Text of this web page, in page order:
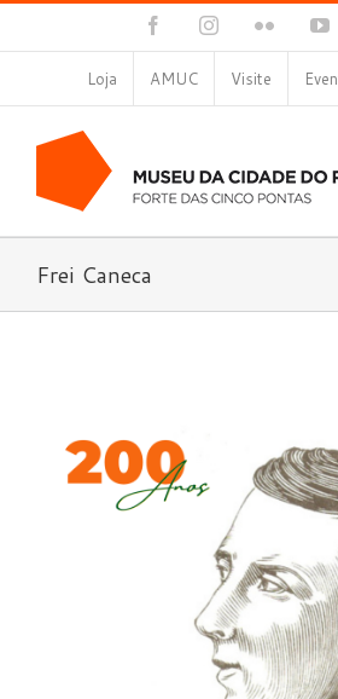
FacebookInstagramFlickr
Loja AMUC Visite
Frei Caneca